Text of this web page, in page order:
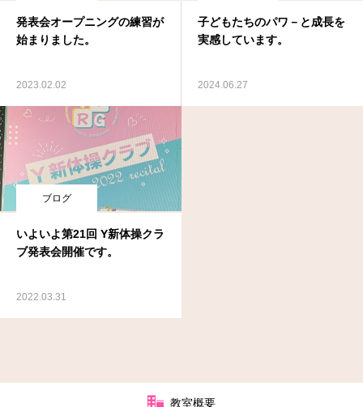
発表会オープニングの練習が
始まりました。
2023.02.02
子どもたちのパワ－と成長を
実感しています。
2024.06.27
ブログ
いよいよ第21回 Y新体操クラ
ブ発表会開催です。
2022.03.31
教室概要